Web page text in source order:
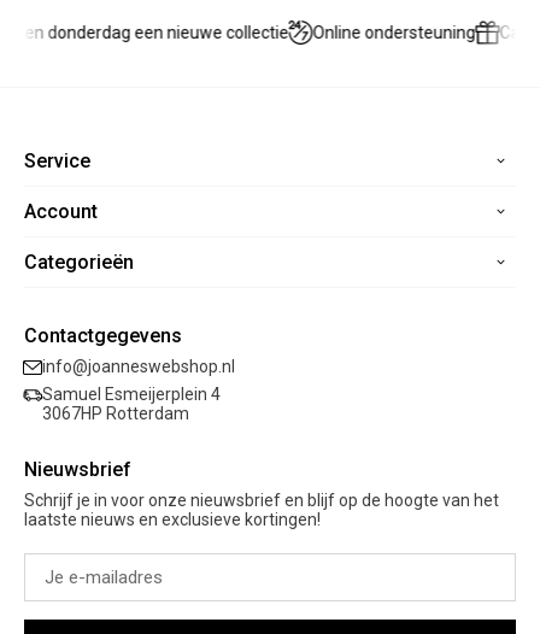
en donderdag een nieuwe collectie Online ondersteuning
Service
Home
Veelgestelde vragen
Retourneren
Garantie
Account
Registreren
Mijn verlanglijst
Categorieën
Sale
Kleding
Schoenen
Cadeaubon
Contactgegevens
info@joanneswebshop.nl
Samuel Esmeijerplein 4
3067HP Rotterdam
Nieuwsbrief
Schrijf je in voor onze nieuwsbrief en blijf op de hoogte van het
laatste nieuws en exclusieve kortingen!